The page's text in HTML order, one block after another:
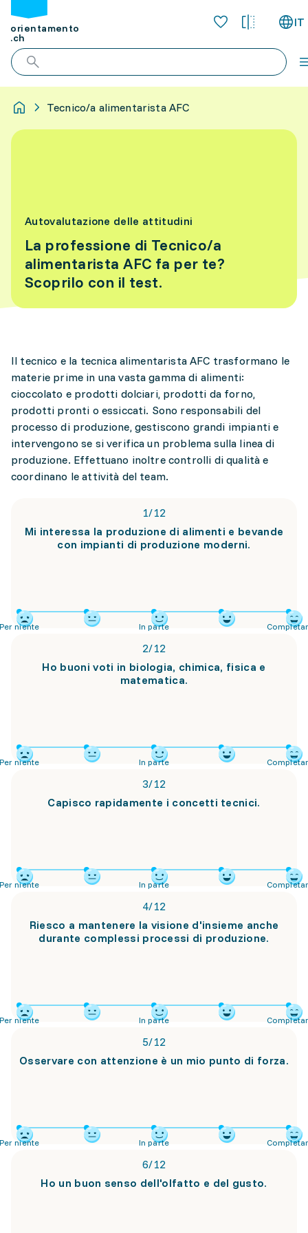
orientamento
.ch
IT
Tecnico/a alimentarista AFC
Autovalutazione delle attitudini
La professione di Tecnico/a
alimentarista AFC fa per te?
Scoprilo con il test.
Il tecnico e la tecnica alimentarista AFC trasformano le
materie prime in una vasta gamma di alimenti:
cioccolato e prodotti dolciari, prodotti da forno,
prodotti pronti o essiccati. Sono responsabili del
processo di produzione, gestiscono grandi impianti e
intervengono se si verifica un problema sulla linea di
produzione. Effettuano inoltre controlli di qualità e
coordinano le attività del team.
1/12
Mi interessa la produzione di alimenti e bevande
con impianti di produzione moderni.
niente In parte
2/12
Ho buoni voti in biologia, chimica, fisica e
matematica.
niente In parte
3/12
Capisco rapidamente i concetti tecnici.
niente In parte
4/12
Riesco a mantenere la visione d'insieme anche
durante complessi processi di produzione.
niente In parte
5/12
Osservare con attenzione è un mio punto di forza.
niente In parte
6/12
Ho un buon senso dell'olfatto e del gusto.